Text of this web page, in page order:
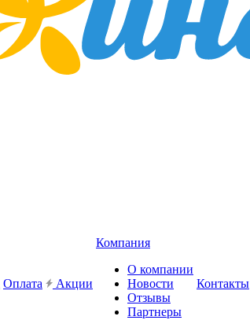
Оплата Акции
Компания
О компании
Новости
Отзывы
Партнеры
Контакты